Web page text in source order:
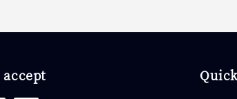
accept